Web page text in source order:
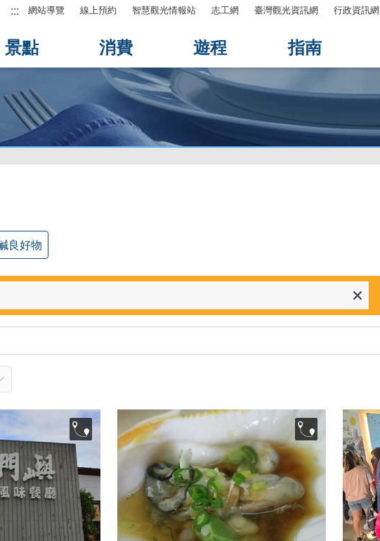
::: 網站導覽 線上預約 智慧觀光情報站 志工網 臺灣觀光資訊網 行政資訊網
景點 消費 遊程 指南
良好物